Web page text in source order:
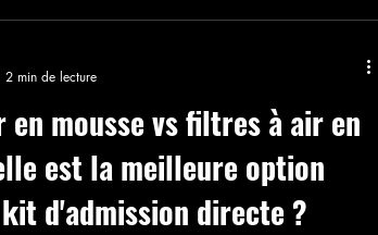
mousse vs filtres à air en
est la meilleure option
d'admission directe ?
2 min de lecture